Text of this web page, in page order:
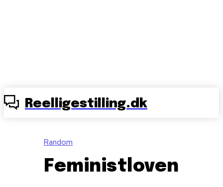
Reelligestilling.dk
Random
Feministloven